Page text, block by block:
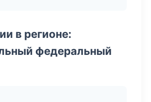
в регионе:
федеральный